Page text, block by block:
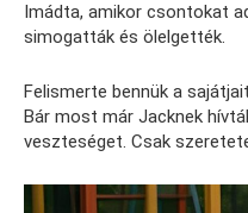
Imádta, amikor csontokat
simogatták és ölelgették.
Felismerte bennük a
Bár most már Jacknek
veszteséget. Csak